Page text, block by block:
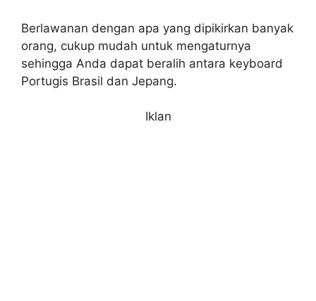
p
r
a
r
e
o
o
i
n
Berlawanan dengan apa yang dipikirkan banyak
orang, cukup mudah untuk mengaturnya
sehingga Anda dapat beralih antara keyboard
Portugis Brasil dan Jepang.
Iklan